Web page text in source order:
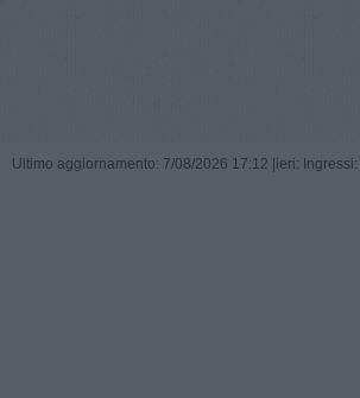
Ultimo aggiornamento: 7/08/2026 17:12 | ieri: